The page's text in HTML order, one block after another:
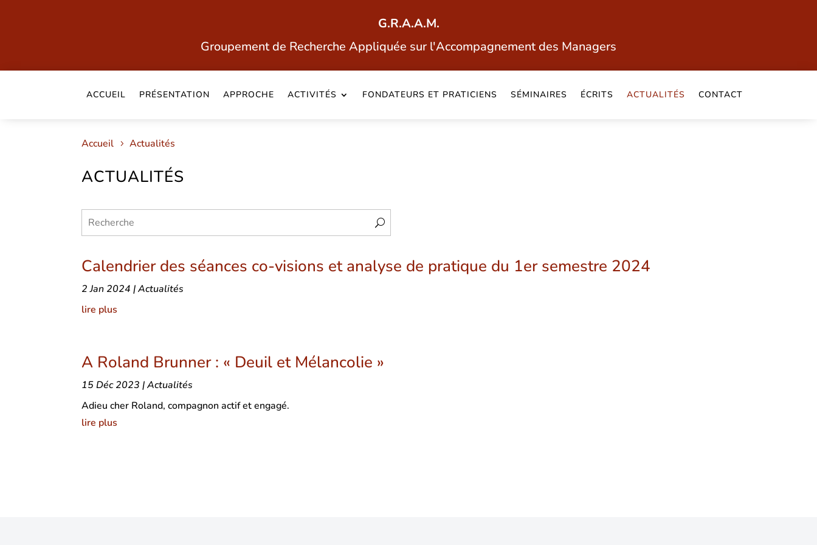
G.R.A.A.M.
Groupement de Recherche Appliquée sur l'Accompagnement des Managers
ACCUEIL PRÉSENTATION APPROCHE ACTIVITÉS FONDATEURS ET PRATICIENS SÉMINAIRES ÉCRITS ACTUALITÉS CONTACT
Accueil Actualités
ACTUALITÉS
Calendrier des séances co-visions et analyse de pratique du 1er semestre 2024
2 Jan 2024 |Actualités
lire plus
A Roland Brunner : « Deuil et Mélancolie »
15 Déc 2023 |Actualités
Adieu cher Roland, compagnon actif et engagé.
lire plus